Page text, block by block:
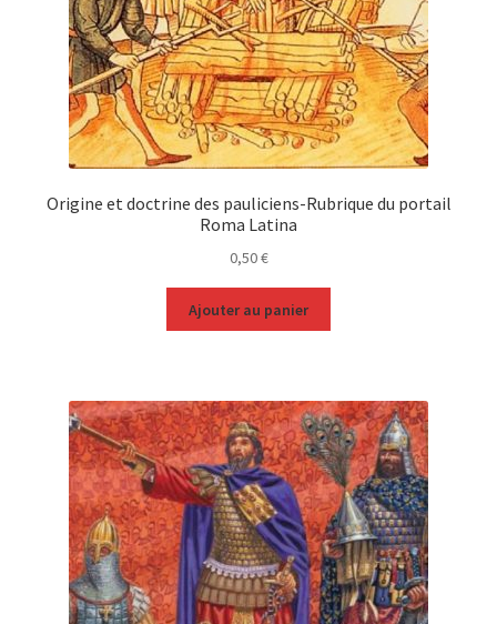
Origine et doctrine des pauliciens-Rubrique du portail
Roma Latina
0,50€
Ajouter au panier